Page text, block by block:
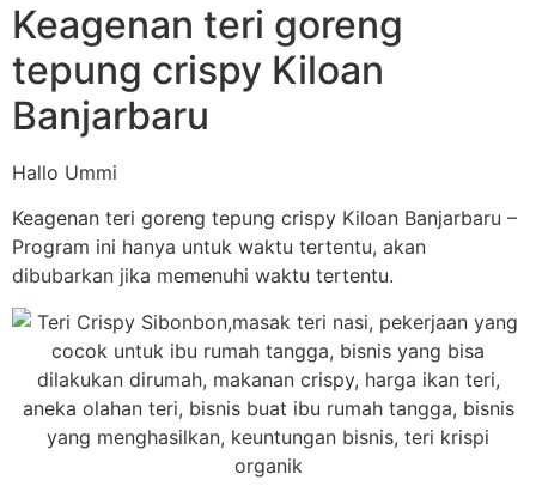
Keagenan teri goreng
tepung crispy Kiloan
Banjarbaru
Hallo Ummi
Keagenan teri goreng tepung crispy Kiloan Banjarbaru –
Program ini hanya untuk waktu tertentu, akan
dibubarkan jika memenuhi waktu tertentu.